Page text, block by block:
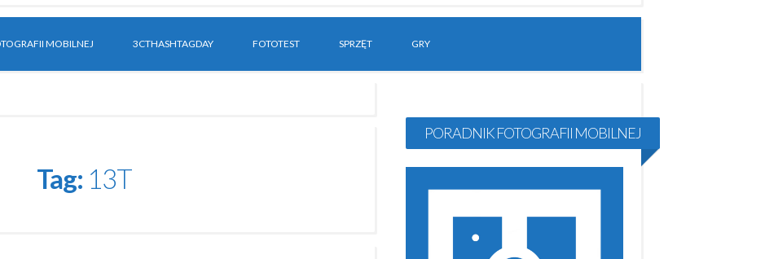
MOBILNEJ 3CTHASHTAGDAY FOTOTEST SPRZĘT GRY
Tag: 13T
PORADNIK FOTOGRAFII MOBILNEJ